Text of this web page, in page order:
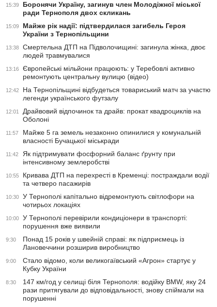
15:39
Боронячи Україну, загинув член Молодіжної міської
ради Тернополя двох скликань
15:09
Майже рік надії: підтвердилася загибель Героя
України з Тернопільщини
13:38
Смертельна ДТП на Підволочищині: загинула жінка, двоє
людей травмувалися
13:16
Європейські мільйони працюють: у Теребовлі активно
ремонтують центральну вулицю (відео)
12:42
На Тернопільщині відбудеться товариський матч за участю
легенди українського футзалу
12:01
Драйвовий відпочинок та драйв: прокат квадроциклів на
Оболоні
11:57
Майже 5 га земель незаконно опинилися у комунальній
власності Бучацької міськради
11:42
Як підтримувати фосфорний баланс ґрунту при
інтенсивному землеробстві
10:55
Кривава ДТП на перехресті в Кременці: постраждали водії
та четверо пасажирів
10:30
У Тернополі капітально відремонтують світлофори на
чотирьох локаціях
10:00
У Тернополі перевірили кондиціонери в транспорті:
порушення вже виявили
9:30
Понад 15 років у швейній справі: як підприємець із
Лановеччини розширив виробництво
9:00
Стало відомо, коли великогаївський «Агрон» стартує у
Кубку України
8:30
147 км/год у селищі біля Тернополя: водійку BMW, яку 24
рази притягували до відповідальності, знову спіймали на
порушенні